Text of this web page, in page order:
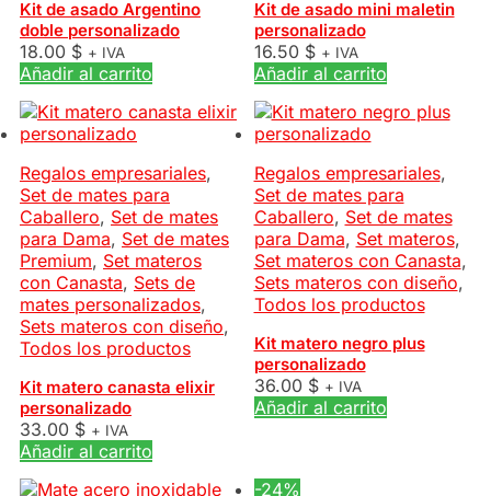
Kit de asado Argentino
doble personalizado
18.00 $ + IVA
Añadir al carrito
Kit de asado mini maletin
personalizado
16.50 $ + IVA
Añadir al carrito
Regalos empresariales,
Set de mates para
Caballero, Set de mates
para Dama, Set de mates
Premium, Set materos
con Canasta, Sets de
mates personalizados,
Sets materos con diseño,
Todos los productos
Kit matero canasta elixir
personalizado
33.00 $ + IVA
Añadir al carrito
Regalos empresariales,
Set de mates para
Caballero, Set de mates
para Dama, Set materos,
Set materos con Canasta,
Sets materos con diseño,
Todos los productos
Kit matero negro plus
personalizado
36.00 $ + IVA
Añadir al carrito
-24%